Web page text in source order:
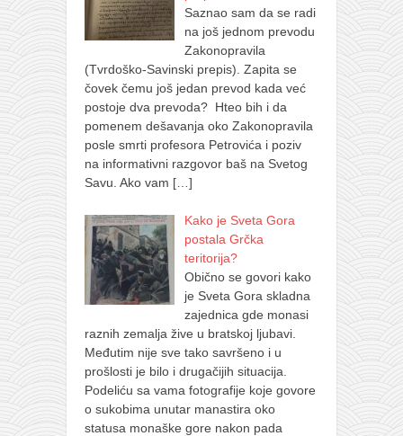
Saznao sam da se radi
na još jednom prevodu
Zakonopravila
(Tvrdoško-Savinski prepis). Zapita se
čovek čemu još jedan prevod kada već
postoje dva prevoda? Hteo bih i da
pomenem dešavanja oko Zakonopravila
posle smrti profesora Petrovića i poziv
na informativni razgovor baš na Svetog
Savu. Ako vam […]
Kako je Sveta Gora
postala Grčka
teritorija?
Obično se govori kako
je Sveta Gora skladna
zajednica gde monasi
raznih zemalja žive u bratskoj ljubavi.
Međutim nije sve tako savršeno i u
prošlosti je bilo i drugačijih situacija.
Podeliću sa vama fotografije koje govore
o sukobima unutar manastira oko
statusa monaške gore nakon pada